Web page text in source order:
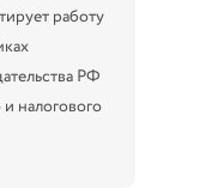
работу
РФ
и налогового